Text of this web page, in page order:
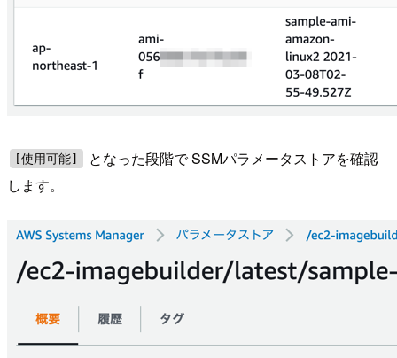
[使用可能]
となった段階で SSMパラメータストアを確認
します。